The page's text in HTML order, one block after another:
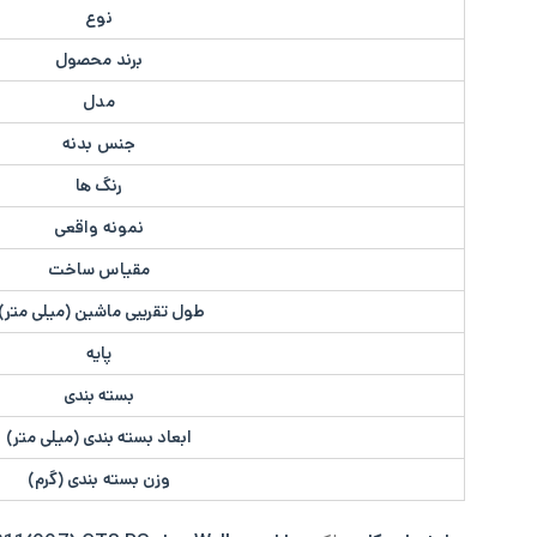
نوع
برند محصول
مدل
جنس بدنه
رنگ ها
نمونه واقعی
مقیاس ساخت
طول تقریبی ماشین (میلی
پایه
بسته بندی
ابعاد بسته بندی (میلی متر)
وزن بسته بندی (گرم)